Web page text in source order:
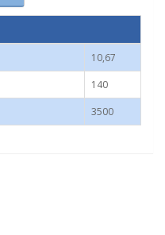
10,67
140
3500